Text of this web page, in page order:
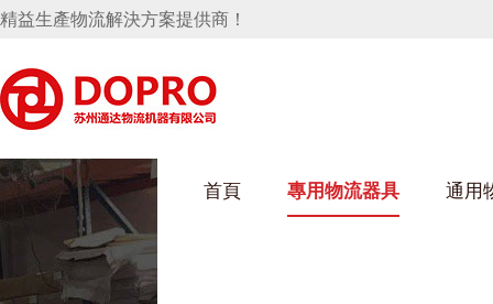
精益生產物流解決方案提供商！
首頁 專用物流器具
好色网站在线观看架
絲車/紡絲車
通用
烏龜車/平台車
化纖紡織行業